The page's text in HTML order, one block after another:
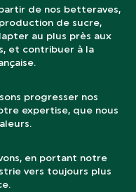
de nos betteraves,
de sucre,
au plus près aux
et contribuer à la
progresser nos
expertise, que nous
en portant notre
vers toujours plus